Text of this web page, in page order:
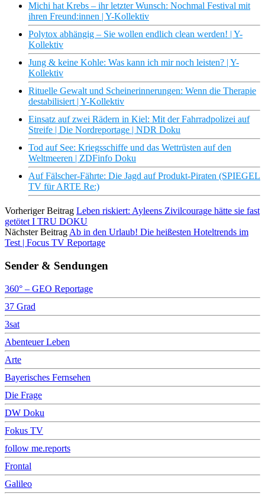
Michi hat Krebs – ihr letzter Wunsch: Nochmal Festival mit
ihren Freund:innen | Y-Kollektiv
Polytox abhängig – Sie wollen endlich clean werden! | Y-
Kollektiv
Jung & keine Kohle: Was kann ich mir noch leisten? | Y-
Kollektiv
Rituelle Gewalt und Scheinerinnerungen: Wenn die Therapie
destabilisiert | Y-Kollektiv
Einsatz auf zwei Rädern in Kiel: Mit der Fahrradpolizei auf
Streife | Die Nordreportage | NDR Doku
Tod auf See: Kriegsschiffe und das Wettrüsten auf den
Weltmeeren | ZDFinfo Doku
Auf Fälscher-Fährte: Die Jagd auf Produkt-Piraten (SPIEGEL
TV für ARTE Re:)
Vorheriger Beitrag Leben riskiert: Ayleens Zivilcourage hätte sie fast
getötet I TRU DOKU
Nächster Beitrag Ab in den Urlaub! Die heißesten Hoteltrends im
Test | Focus TV Reportage
Sender & Sendungen
360° – GEO Reportage
37 Grad
3sat
Abenteuer Leben
Arte
Bayerisches Fernsehen
Die Frage
DW Doku
Fokus TV
follow me.reports
Frontal
Galileo